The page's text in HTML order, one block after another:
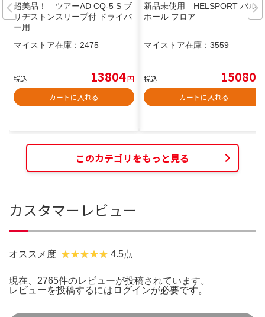
超美品！ ツアーAD CQ-5 S ブ
リヂストンスリーブ付 ドライバ
ー用
マイストア在庫： 2475
税込 13804円
カートに入れる
新品未使用 HELSPORT バル
ホール フロア
マイストア在庫： 3559
税込 15080
カートに入れる
このカテゴリをもっと見る
カスタマーレビュー
オススメ度 4.5点
現在、2765件のレビューが投稿されています。
レビューを投稿するには ログインが必要です。